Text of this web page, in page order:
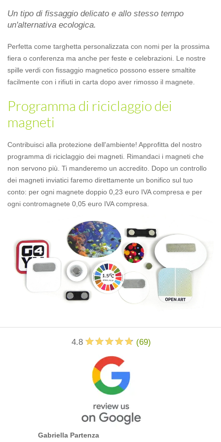
Un tipo di fissaggio delicato e allo stesso tempo
un'alternativa ecologica.
Perfetta come targhetta personalizzata con nomi per la prossima
fiera o conferenza ma anche per feste e celebrazioni. Le nostre
spille verdi con fissaggio magnetico possono essere smaltite
facilmente con i rifiuti in carta dopo aver rimosso il magnete.
Programma di riciclaggio dei
magneti
Contribuisci alla protezione dell'ambiente! Approfitta del nostro
programma di riciclaggio dei magneti. Rimandaci i magneti che
non servono più. Ti manderemo un accredito. Dopo un controllo
dei magneti inviatici faremo direttamente un bonifico sul tuo
conto: per ogni magnete doppio 0,23 euro IVA compresa e per
ogni contromagnete 0,05 euro IVA compresa.
4.8 (69)
Gabriella Partenza